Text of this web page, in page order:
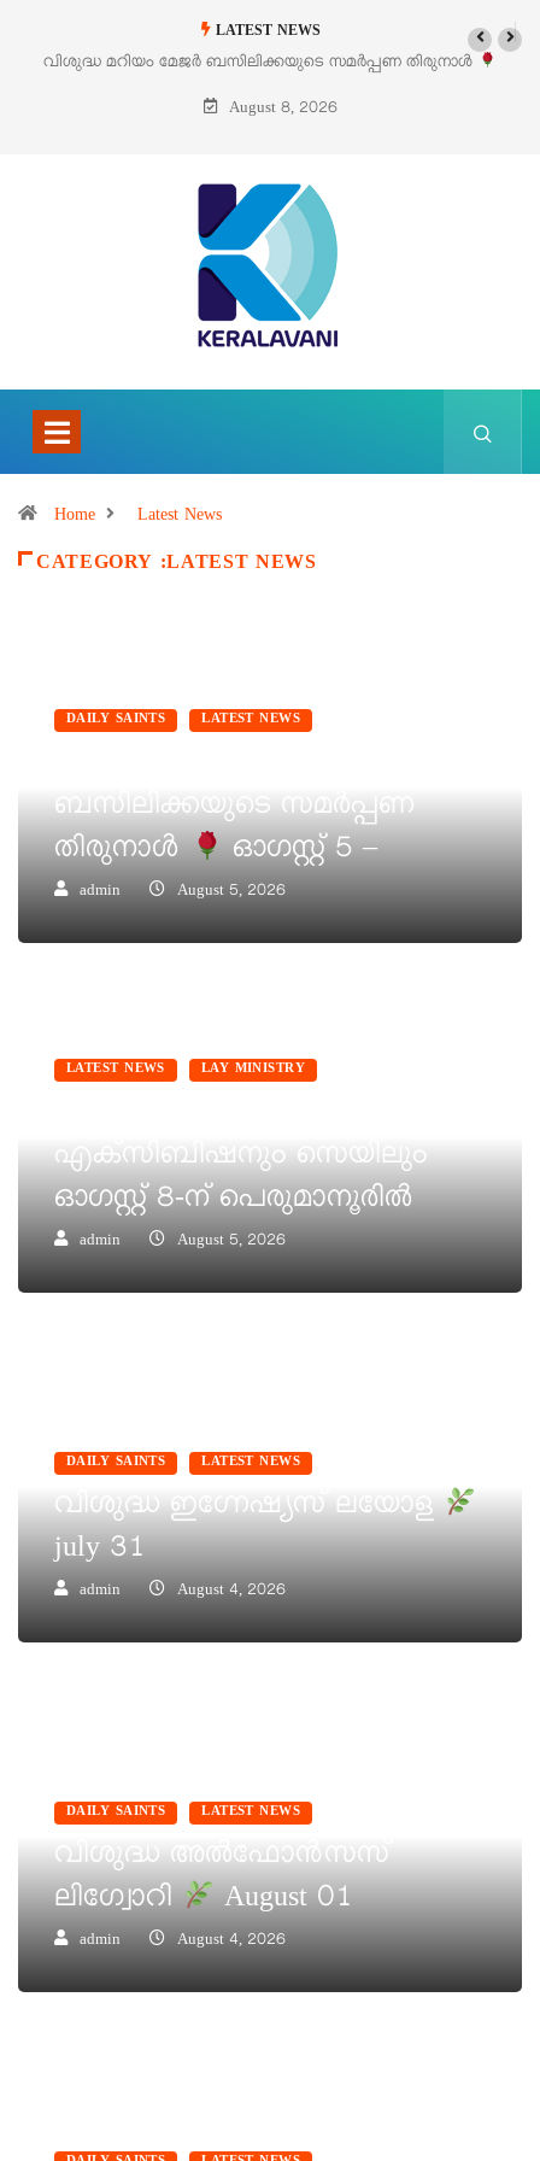
LATEST NEWS
വിശുദ്ധ മറിയം മേജർ ബസിലിക്കയുടെ സമർപ്പണ തിരുനാൾ
ഓഗസ്റ്റ് 5 –
August 8, 2026
Home Latest News
CATEGORY :LATEST NEWS
DAILY SAINTS LATEST NEWS
ബസിലിക്കയുടെ സമർപ്പണ
തിരുനാൾ
ഓഗസ്റ്റ് 5 –
admin August 5, 2026
LATEST NEWS LAY MINISTRY
എക്സിബിഷനും സെയിലും
ഓഗസ്റ്റ് 8-ന് പെരുമാനൂരിൽ
admin August 5, 2026
DAILY SAINTS LATEST NEWS
വിശുദ്ധ ഇഗ്നേഷ്യസ് ലയോള
july 31
admin August 4, 2026
DAILY SAINTS LATEST NEWS
വിശുദ്ധ അൽഫോൻസസ്
ലിഗ്വോറി
August 01
admin August 4, 2026